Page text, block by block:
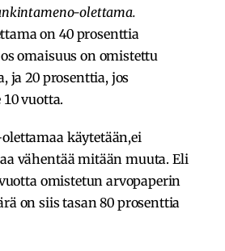
olettama.
on 40 prosenttia
omaisuus on omistettu
ja 20 prosenttia, jos
vuotta.
käytetään,ei
vähentää mitään muuta. Eli
omistetun arvopaperin
on siis tasan 80 prosenttia